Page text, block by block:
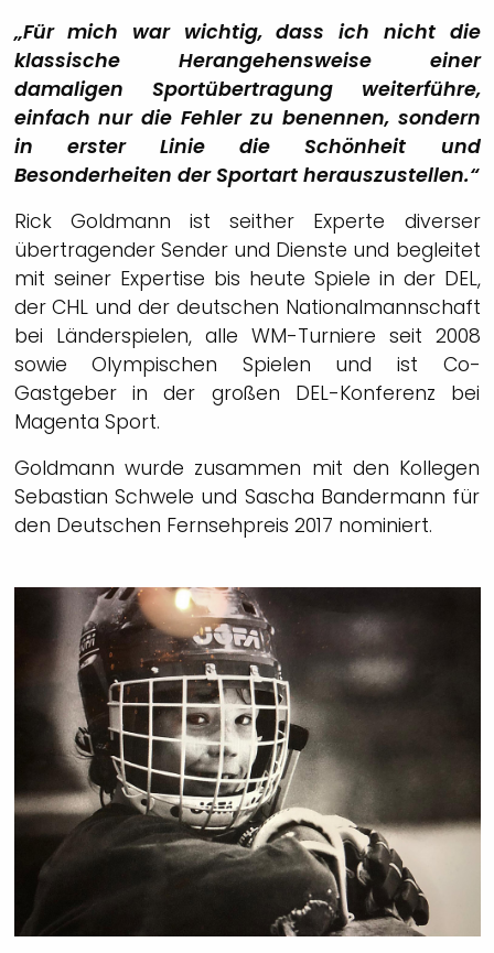
„Für mich war wichtig, dass ich nicht die
klassische Herangehensweise einer
damaligen Sportübertragung weiterführe,
einfach nur die Fehler zu benennen, sondern
in erster Linie die Schönheit und
Besonderheiten der Sportart herauszustellen.“
Rick Goldmann ist seither Experte diverser
übertragender Sender und Dienste und begleitet
mit seiner Expertise bis heute Spiele in der DEL,
der CHL und der deutschen Nationalmannschaft
bei Länderspielen, alle WM-Turniere seit 2008
sowie Olympischen Spielen und ist Co-
Gastgeber in der großen DEL-Konferenz bei
Magenta Sport.
Goldmann wurde zusammen mit den Kollegen
Sebastian Schwele und Sascha Bandermann für
den Deutschen Fernsehpreis 2017 nominiert.